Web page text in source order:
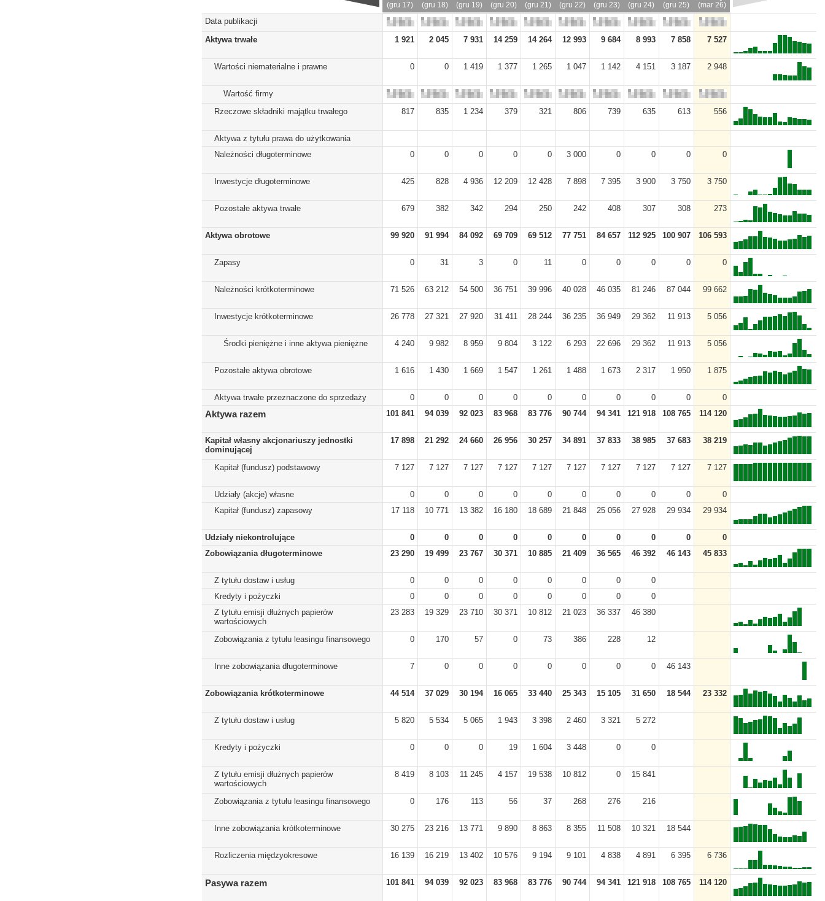
(gru 17) (gru 18) (gru 19) (gru 20) (gru 21) (gru 22) (gru 23) (gru 24) (gru 25) (mar 26)
Data publikacji
Aktywa trwałe
1 921 2 045 7 931 14 259 14 264 12 993 9 684 8 993 7 858 7 527
Wartości niematerialne i prawne 0 0 1 419 1 377 1 265 1 047 1 142 4 151 3 187 2 948
Wartość firmy
Rzeczowe składniki majątku trwałego
817 835 1 234 379 321 806 739 635 613 556
Aktywa z tytułu prawa do użytkowania
Należności długoterminowe
0 0 0 0 0 3 000 0 0 0 0
Inwestycje długoterminowe 425 828 4 936 12 209 12 428 7 898 7 395 3 900 3 750 3 750
Pozostałe aktywa trwałe 679 382 342 294 250 242 408 307 308 273
Aktywa obrotowe 99 920 91 994 84 092 69 709 69 512 77 751 84 657 112 925 100 907 106 593
Zapasy 0 31 3 0 11 0 0 0 0 0
Należności krótkoterminowe 71 526 63 212 54 500 36 751 39 996 40 028 46 035 81 246 87 044 99 662
Inwestycje krótkoterminowe 26 778 27 321 27 920 31 411 28 244 36 235 36 949 29 362 11 913 5 056
Środki pieniężne i inne aktywa pieniężne 4 240 9 982 8 959 9 804 3 122 6 293 22 696 29 362 11 913 5 056
Pozostałe aktywa obrotowe 1 616 1 430 1 669 1 547 1 261 1 488 1 673 2 317 1 950 1 875
Aktywa trwałe przeznaczone do sprzedaży 0 0 0 0 0 0 0 0 0 0
Aktywa razem 101 841 94 039 92 023 83 968 83 776 90 744 94 341 121 918 108 765 114 120
Kapitał własny akcjonariuszy jednostki
dominującej
17 898 21 292 24 660 26 956 30 257 34 891 37 833 38 985 37 683 38 219
Kapitał (fundusz) podstawowy 7 127 7 127 7 127 7 127 7 127 7 127 7 127 7 127 7 127 7 127
Udziały (akcje) własne 0 0 0 0 0 0 0 0 0
0
Kapitał (fundusz) zapasowy
17 118 10 771 13 382 16 180 18 689 21 848 25 056 27 928 29 934 29 934
Udziały niekontrolujące 0 0 0 0 0 0 0 0 0
0
Zobowiązania długoterminowe
23 290 19 499 23 767 30 371 10 885 21 409 36 565 46 392 46 143 45 833
Z tytułu dostaw i usług 0 0 0 0 0 0 0
0
Kredyty i pożyczki
0 0 0 0 0 0 0
0
Z tytułu emisji dłużnych papierów
wartościowych
23 283 19 329 23 710 30 371 10 812 21 023 36 337 46 380
Zobowiązania z tytułu leasingu finansowego 0 170 57 0 73 386 228 12
Inne zobowiązania długoterminowe 7 0 0 0 0 0 0 0 46 143
Zobowiązania krótkoterminowe 44 514 37 029 30 194 16 065 33 440 25 343 15 105 31 650 18 544 23 332
Z tytułu dostaw i usług 5 820 5 534 5 065 1 943 3 398 2 460 3 321 5 272
Kredyty i pożyczki 0 0 0 19 1 604 3 448 0 0
Z tytułu emisji dłużnych papierów
wartościowych
8 419 8 103 11 245 4 157 19 538 10 812 0 15 841
Zobowiązania z tytułu leasingu finansowego 0 176 113 56 37 268 276 216
Inne zobowiązania krótkoterminowe 30 275 23 216 13 771 9 890 8 863 8 355 11 508 10 321 18 544
Rozliczenia międzyokresowe 16 139 16 219 13 402 10 576 9 194 9 101 4 838 4 891 6 395 6 736
Pasywa razem 101 841 94 039 92 023 83 968 83 776 90 744 94 341 121 918 108 765 114 120